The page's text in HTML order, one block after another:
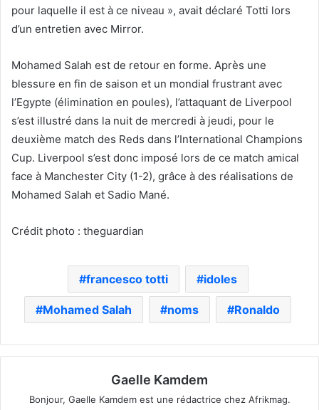
pour laquelle il est à ce niveau », avait déclaré Totti lors
d’un entretien avec Mirror.
Mohamed Salah est de retour en forme. Après une
blessure en fin de saison et un mondial frustrant avec
l’Egypte (élimination en poules), l’attaquant de Liverpool
s’est illustré dans la nuit de mercredi à jeudi, pour le
deuxième match des Reds dans l’International Champions
Cup. Liverpool s’est donc imposé lors de ce match amical
face à Manchester City (1-2), grâce à des réalisations de
Mohamed Salah et Sadio Mané.
Crédit photo : theguardian
francesco totti idoles
Mohamed Salah noms Ronaldo
Gaelle Kamdem
Bonjour, Gaelle Kamdem est une rédactrice chez Afrikmag.